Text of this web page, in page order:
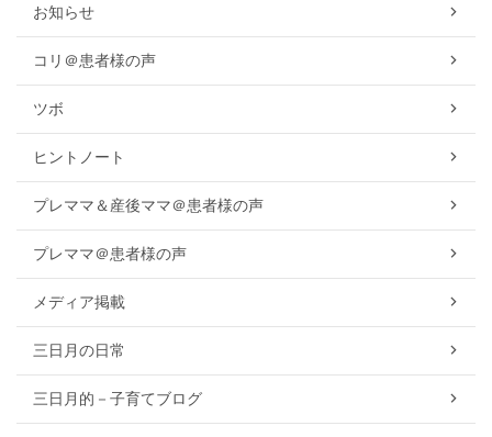
お知らせ
コリ＠患者様の声
ツボ
ヒントノート
プレママ＆産後ママ＠患者様の声
プレママ＠患者様の声
メディア掲載
三日月の日常
三日月的－子育てブログ